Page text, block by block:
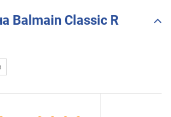
Balmain Classic R